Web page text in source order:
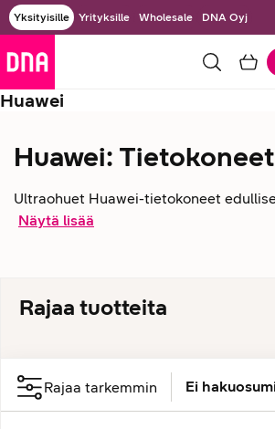
Yksityisille Yrityksille Wholesale DNA Oyj
Huawei
Huawei: Tietokoneet
Ultraohuet Huawei-tietokoneet
Näytä lisää
Rajaa tuotteita
Rajaa tarkemmin Ei